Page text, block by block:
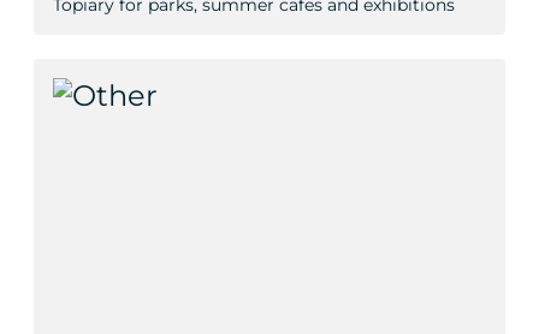
Topiary for parks, summer cafes and exhibitions